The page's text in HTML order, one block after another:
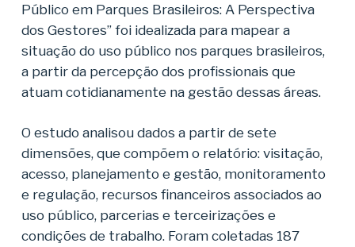
Público em Parques Brasileiros: A Perspectiva
dos Gestores” foi idealizada para mapear a
situação do uso público nos parques brasileiros,
a partir da percepção dos profissionais que
atuam cotidianamente na gestão dessas áreas.
O estudo analisou dados a partir de sete
dimensões, que compõem o relatório: visitação,
acesso, planejamento e gestão, monitoramento
e regulação, recursos financeiros associados ao
uso público, parcerias e terceirizações e
condições de trabalho. Foram coletadas 187